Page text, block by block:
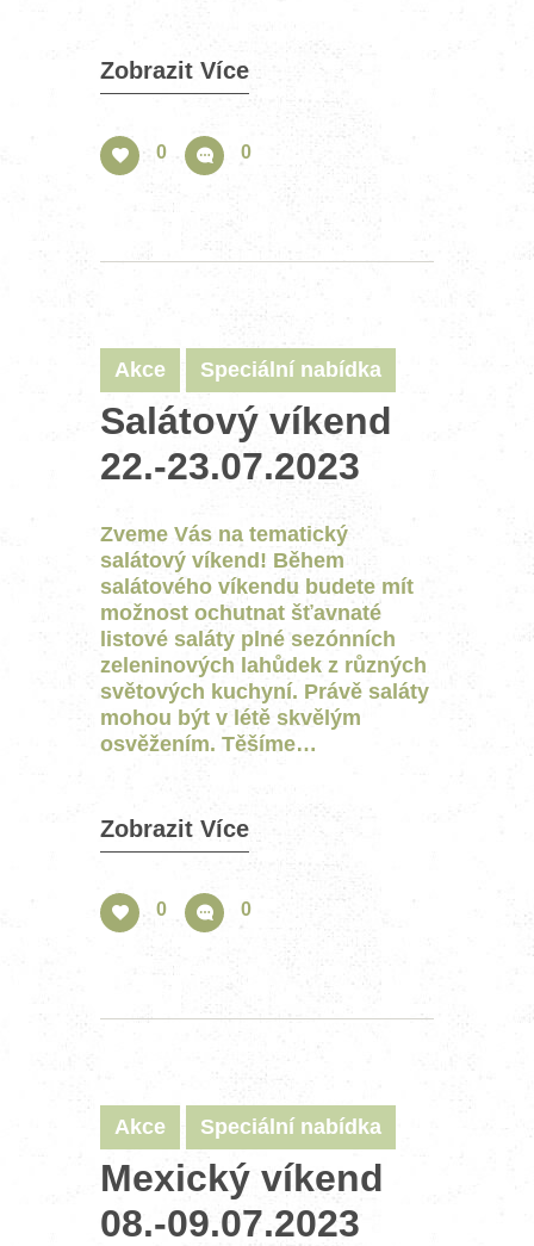
Zobrazit Více
0 0
Akce Speciální nabídka
Salátový víkend
22.-23.07.2023
Zveme Vás na tematický
salátový víkend! Během
salátového víkendu budete mít
možnost ochutnat šťavnaté
listové saláty plné sezónních
zeleninových lahůdek z různých
světových kuchyní. Právě saláty
mohou být v létě skvělým
osvěžením. Těšíme…
Zobrazit Více
0 0
Akce Speciální nabídka
Mexický víkend
08.-09.07.2023